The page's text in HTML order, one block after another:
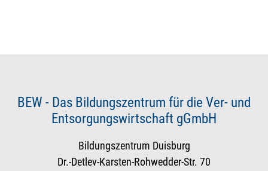
BEW - Das Bildungszentrum für die Ver- und
Entsorgungswirtschaft gGmbH
Bildungszentrum Duisburg
Dr.-Detlev-Karsten-Rohwedder-Str. 70